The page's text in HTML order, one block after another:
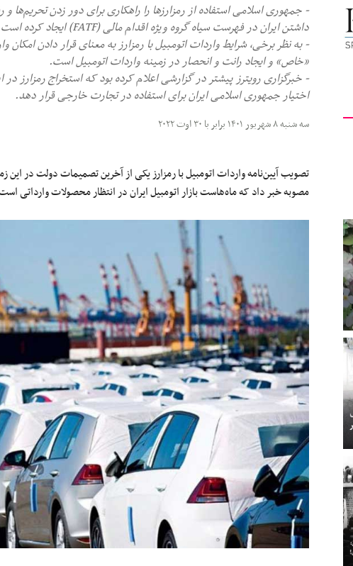
کیهان
لندن
- جمهوری اسلامی استفاده از رمزارزها را راهکاری برای دور زدن تحریم‌ها
داشتن ایران در فهرست سیاه گروه ویژه اقدام مالی (FATF) ایجاد کرده است.
- به نظر برخی، شرایط واردات اتومبیل با رمزارز به معنای قرار دادن
«خاص» و ایجاد رانت و انحصار در زمینه واردات اتومبیل است.
- خبرگزاری رویترز پیشتر در گزارشی اعلام کرده بود که استخراج رمزارز در
اختیار جمهوری اسلامی ایران برای استفاده در تجارت خارجی قرار دهد.
سه شنبه ۸ شهریور ۱۴۰۱ برابر با ۳۰ اوت ۲۰۲۲
تصویب آیین‌نامه واردات اتومبیل با رمزارز یکی از آخرین تصمیمات دولت در
مصوبه خبر داد که ماه‌هاست بازار اتومبیل ایران در انتظار محصولات وارداتی